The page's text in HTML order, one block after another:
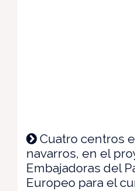
Cuatro centros
navarros, en el
Embajadoras del
Europeo para el